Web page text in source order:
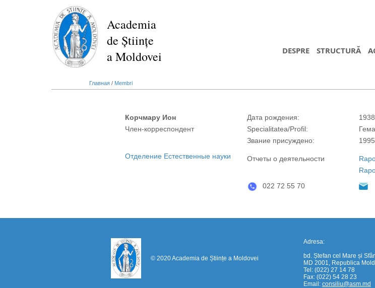
Academia
de Științe
a Moldovei
DESPRE STRUCTURĂ
Главная / Membri
Корчмару Ион
Член-корреспондент
Дата рождения:
Specialitatea/Profil:
Звание присуждено:
1995
Отделение Естественные науки
Отчеты о деятельности
022 72 55 70
© 2020 Academia de Științe a Moldovei
Adresa:
bd. Ștefan cel Mare și
MD 2001, Republica
Tel: (022) 27 14 78
Fax: (022) 54 28 23
Email: consiliu@asm.md
https://propletenie.ru/